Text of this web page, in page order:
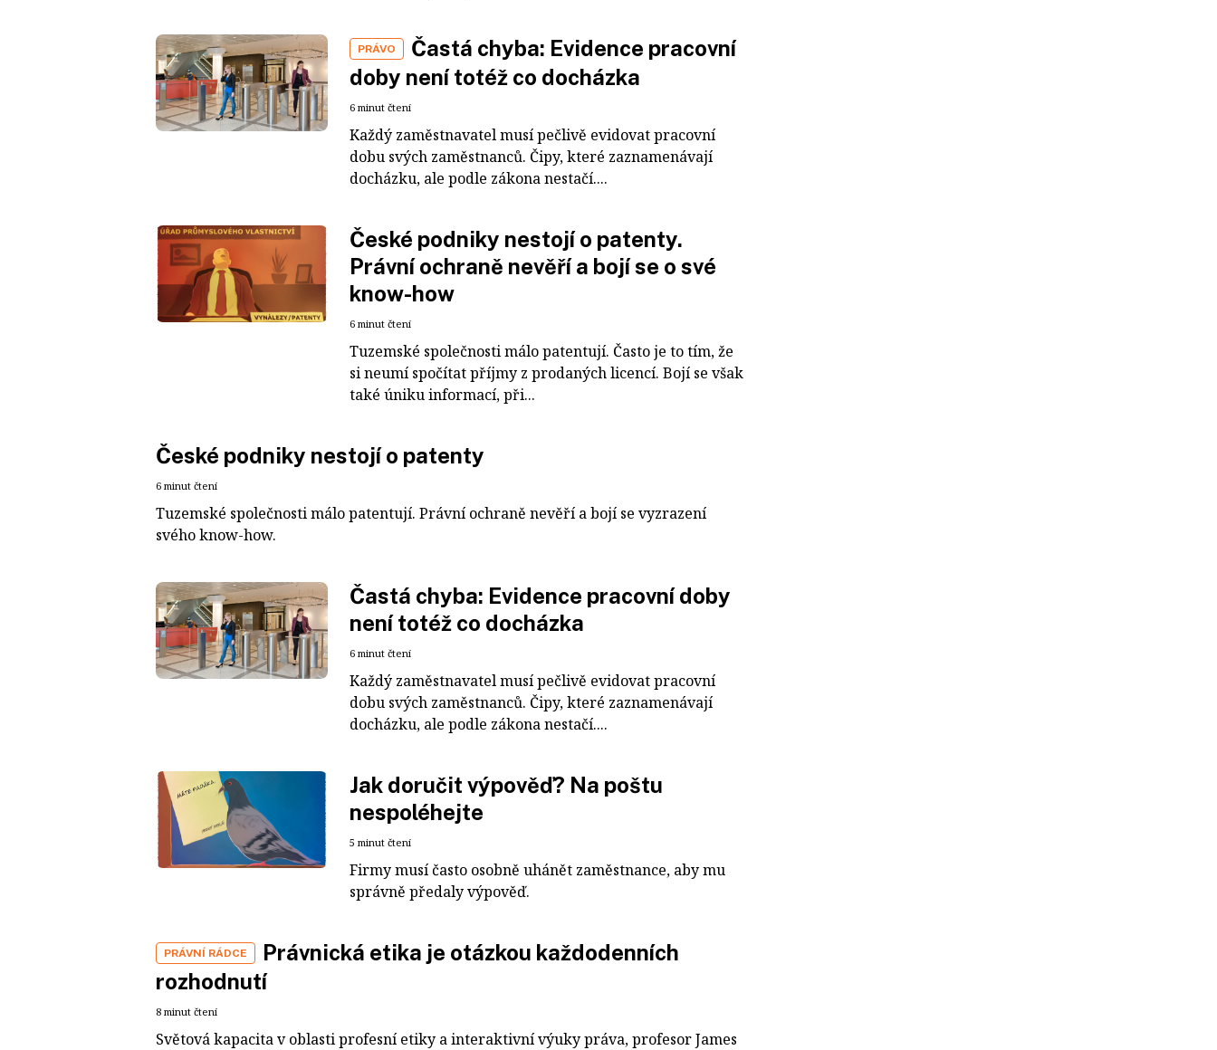
PRÁVO
Častá chyba: Evidence pracovní
doby není totéž co docházka
6 minut čtení
Každý zaměstnavatel musí pečlivě evidovat pracovní
dobu svých zaměstnanců. Čipy, které zaznamenávají
docházku, ale podle zákona nestačí....
České podniky nestojí o patenty.
Právní ochraně nevěří a bojí se o své
know-how
6 minut čtení
Tuzemské společnosti málo patentují. Často je to tím, že
si neumí spočítat příjmy z prodaných licencí. Bojí se však
také úniku informací, při...
České podniky nestojí o patenty
6 minut čtení
Tuzemské společnosti málo patentují. Právní ochraně nevěří a bojí se vyzrazení
svého know-how.
Častá chyba: Evidence pracovní doby
není totéž co docházka
6 minut čtení
Každý zaměstnavatel musí pečlivě evidovat pracovní
dobu svých zaměstnanců. Čipy, které zaznamenávají
docházku, ale podle zákona nestačí....
Jak doručit výpověď? Na poštu
nespoléhejte
5 minut čtení
Firmy musí často osobně uhánět zaměstnance, aby mu
správně předaly výpověď.
PRÁVNÍ RÁDCE
Právnická etika je otázkou každodenních
rozhodnutí
8 minut čtení
Světová kapacita v oblasti profesní etiky a interaktivní výuky práva, profesor James